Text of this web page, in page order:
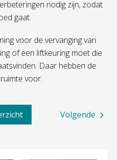
ingen nodig zijn, zodat
gaat.
voor de vervanging van
of een liftkeuring moet die
Daar hebben de
voor.
Volgende